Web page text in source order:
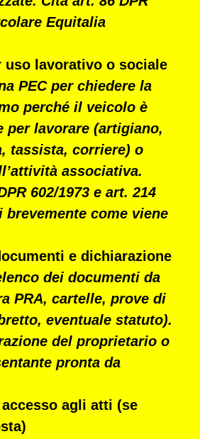
Equitalia
uso lavorativo o sociale
PEC per chiedere la
perché il veicolo è
per lavorare (artigiano,
tassista, corriere) o
associativa.
602/1973 e art. 214
brevemente come viene
e dichiarazione
dei documenti da
PRA, cartelle, prove di
eventuale statuto).
del proprietario o
pronta da
agli atti (se